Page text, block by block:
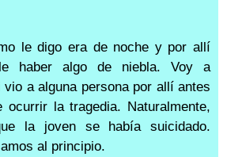
le digo era de noche y por allí
haber algo de niebla. Voy a
vio a alguna persona por allí antes
ocurrir la tragedia. Naturalmente,
la joven se había suicidado.
al principio.